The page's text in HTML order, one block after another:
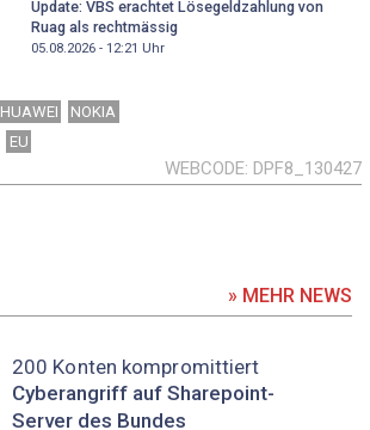
Update: VBS erachtet Lösegeldzahlung von
Ruag als rechtmässig
05.08.2026 - 12:21 Uhr
HUAWEI
NOKIA
EU
WEBCODE DPF8_130427
» MEHR NEWS
200 Konten kompromittiert
Cyberangriff auf Sharepoint-
Server des Bundes